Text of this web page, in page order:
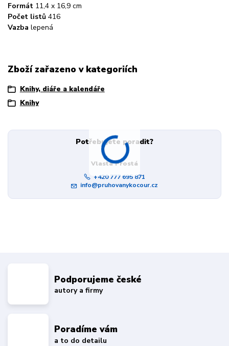
Formát 11,4 x 16,9 cm
Počet listů 416
Vazba lepená
Zboží zařazeno v kategoriích
Knihy, diáře a kalendáře
Knihy
Potřebujete poradit?
Vlasta Prostá
+420 777 695 871
info@pruhovanykocour.cz
Podporujeme české
autory a firmy
Poradíme vám
a to do detailu